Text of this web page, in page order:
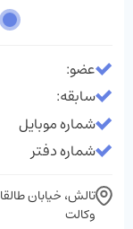
عضو:
سابقه:
شماره موبایل
شماره دفتر
وکالت